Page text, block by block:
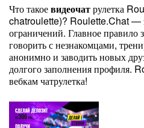
Что такоевидеочатрулетка
chatroulette)? Roulette.Chat —
ограничений. Главное правило
говорить с незнакомцами,
анонимно и заводить новых
долгого заполнения
вебкам чатрулетка!